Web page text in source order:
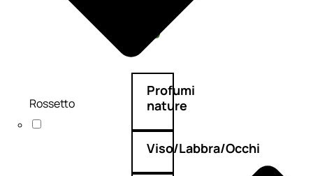
Profumi
nature
Viso/Labbra/Occhi
Rossetto